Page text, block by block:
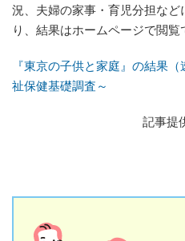
況、夫婦の家事・育児分担な
り、結果はホームページで閲覧
『東京の子供と家庭』の結果
祉保健基礎調査～
記事提